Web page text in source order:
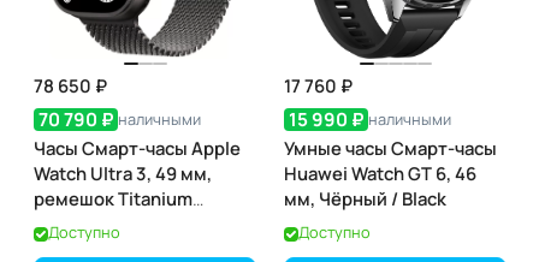
78 650 ₽
70 790 ₽ наличными
Часы Смарт-часы Apple
Watch Ultra 3, 49 мм,
ремешок Titanium
Milanese Loop, Чёрный
титан / Black Titanium
Доступно
17 760 ₽
15 990 ₽ наличными
Умные часы Смарт-часы
Huawei Watch GT 6, 46
мм, Чёрный / Black
Доступно